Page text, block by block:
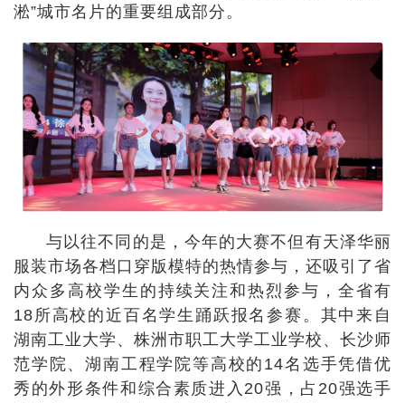
淞”城市名片的重要组成部分。
与以往不同的是，今年的大赛不但有天泽华丽
服装市场各档口穿版模特的热情参与，还吸引了省
内众多高校学生的持续关注和热烈参与，全省有
18所高校的近百名学生踊跃报名参赛。其中来自
湖南工业大学、株洲市职工大学工业学校、长沙师
范学院、湖南工程学院等高校的14名选手凭借优
秀的外形条件和综合素质进入20强，占20强选手